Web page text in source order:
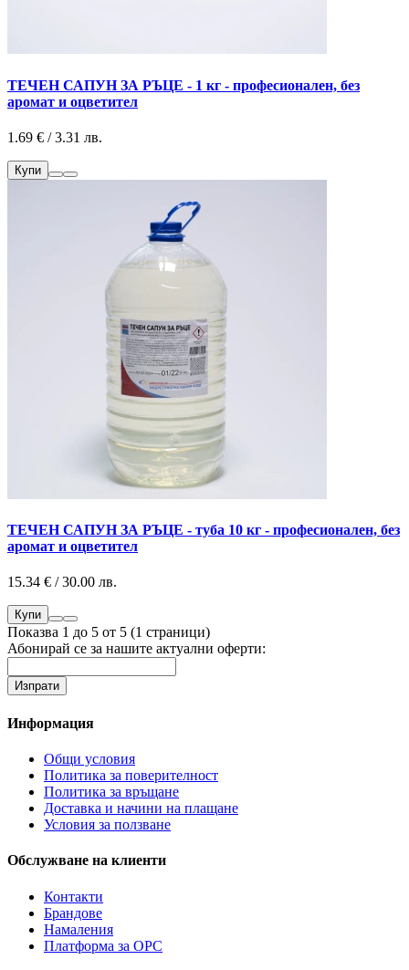
ТЕЧЕН САПУН ЗА РЪЦЕ - 1 кг - професионален, без
аромат и оцветител
1.69 € / 3.31 лв.
Купи
ТЕЧЕН САПУН ЗА РЪЦЕ - туба 10 кг - професионален, без
аромат и оцветител
15.34 € / 30.00 лв.
Купи
Показва 1 до 5 от 5 (1 страници)
Абонирай се за нашите актуални оферти:
Информация
Общи условия
Политика за поверителност
Политика за връщане
Доставка и начини на плащане
Условия за ползване
Обслужване на клиенти
Контакти
Брандове
Намаления
Платформа за ОРС